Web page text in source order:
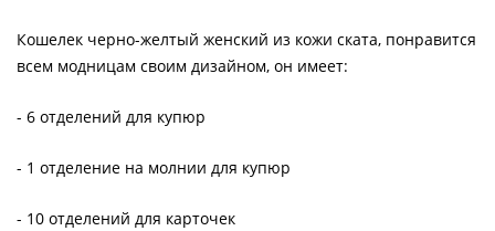
Кошелек черно-желтый женский из кожи ската, понравится
всем модницам своим дизайном, он имеет:
- 6 отделений для купюр
- 1 отделение на молнии для купюр
- 10 отделений для карточек